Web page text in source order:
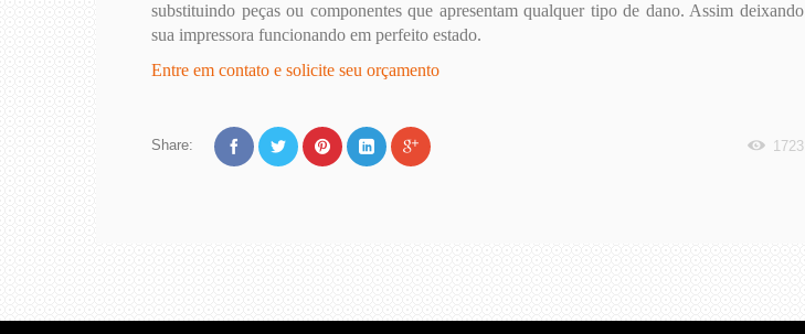
substituindo peças ou componentes que apresentam qualquer tipo de dano. Assim deixando
sua impressora funcionando em perfeito estado.
Entre em contato e solicite seu orçamento
Share: 1723